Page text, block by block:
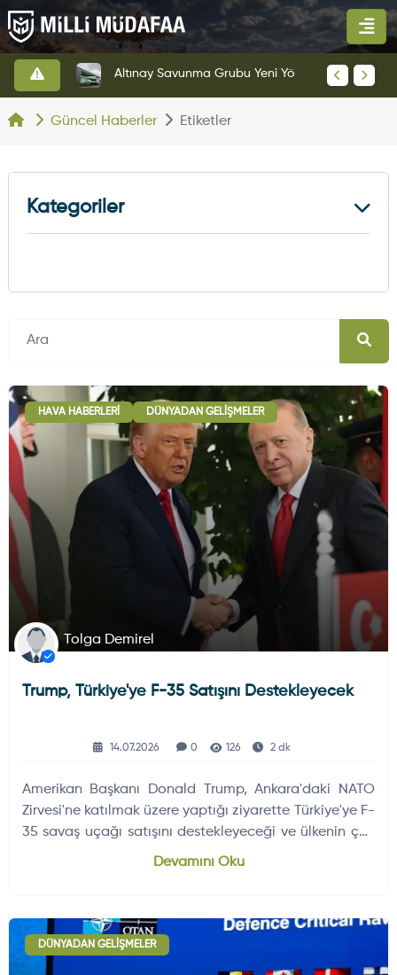
Güncel Haberler Etiketler
HAVA HABERLERI DÜNYADAN GELIŞMELER
Tolga Demirel
Trump, Türkiye'ye F-35 Satışını Destekleyecek
14.07.2026 0 126 2 dk
Amerikan Başkanı Donald Trump, Ankara'daki NATO
Zirvesi'ne katılmak üzere yaptığı ziyarette Türkiye'ye F-
35 savaş uçağı satışını destekleyeceği ve ülkenin çok
Devamını Oku
DÜNYADAN GELIŞMELER
Kategoriler
Deniz Haberleri 223
Uydu ve Uzay Haberi 44
Silah ve Mühimmatlar
Füze ve Roketler 226
Dünyadan Gelişmeler